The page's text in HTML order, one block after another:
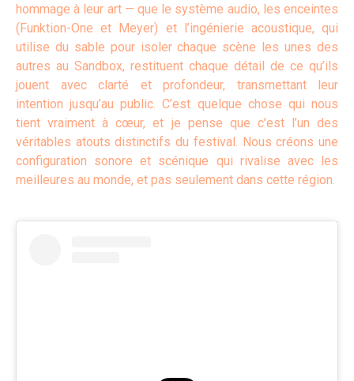
hommage à leur art — que le système audio, les enceintes
(Funktion-One et Meyer) et l’ingénierie acoustique, qui
utilise du sable pour isoler chaque scène les unes des
autres au Sandbox, restituent chaque détail de ce qu’ils
jouent avec clarté et profondeur, transmettant leur
intention jusqu’au public. C’est quelque chose qui nous
tient vraiment à cœur, et je pense que c’est l’un des
véritables atouts distinctifs du festival. Nous créons une
configuration sonore et scénique qui rivalise avec les
meilleures au monde, et pas seulement dans cette région.